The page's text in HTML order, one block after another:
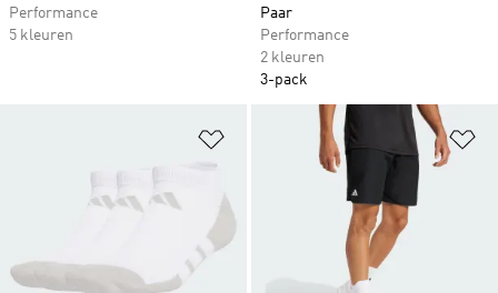
Performance
5 kleuren
Paar
Performance
2 kleuren
3-pack
Op verlanglijst zetten